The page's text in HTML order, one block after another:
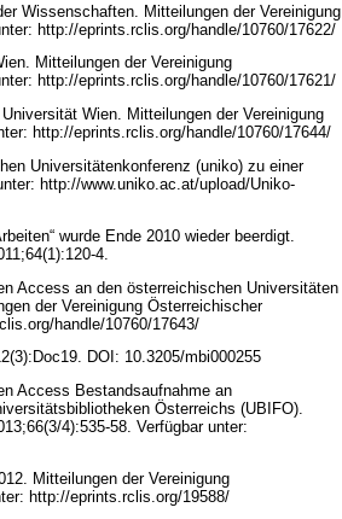
Wissenschaften. Mitteilungen der Vereinigung
http://eprints.rclis.org/handle/10760/17622/
Mitteilungen der Vereinigung
http://eprints.rclis.org/handle/10760/17621/
Wien. Mitteilungen der Vereinigung
http://eprints.rclis.org/handle/10760/17644/
Universitätenkonferenz (uniko) zu einer
http://www.uniko.ac.at/upload/Uniko-
wurde Ende 2010 wieder beerdigt.
4.
Access an den österreichischen Universitäten
der Vereinigung Österreichischer
handle/10760/17643/
DOI: 10.3205/mbi000255
Access Bestandsaufnahme an
Österreichs (UBIFO).
4):535-58. Verfügbar unter:
Mitteilungen der Vereinigung
http://eprints.rclis.org/19588/